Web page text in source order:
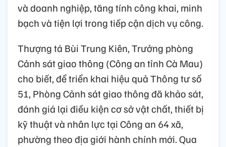
và doanh nghiệp, tăng tính công khai, minh
bạch và tiện lợi trong tiếp cận dịch vụ công.
Thượng tá Bùi Trung Kiên, Trưởng phòng
Cảnh sát giao thông (Công an tỉnh Cà Mau)
cho biết, để triển khai hiệu quả Thông tư số
51, Phòng Cảnh sát giao thông đã khảo sát,
đánh giá lại điều kiện cơ sở vật chất, thiết bị
kỹ thuật và nhân lực tại Công an 64 xã,
phường theo địa giới hành chính mới. Qua